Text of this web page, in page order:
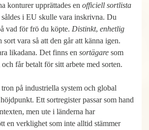
konturer upprättades en officiell sortlista
såldes i EU skulle vara inskrivna. Du
vad för frö du köpte. Distinkt, enhetlig
sort vara så att den går att känna igen.
likadana. Det finns en sortägare som
får betalt för sitt arbete med sorten.
på industriella system och global
Ett sortregister passar som hand
men ute i länderna har
en verklighet som inte alltid stämmer